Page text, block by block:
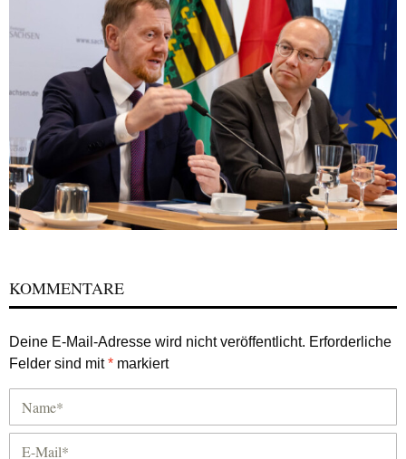
KOMMENTARE
Deine E-Mail-Adresse wird nicht veröffentlicht. Erforderliche
Felder sind mit* markiert